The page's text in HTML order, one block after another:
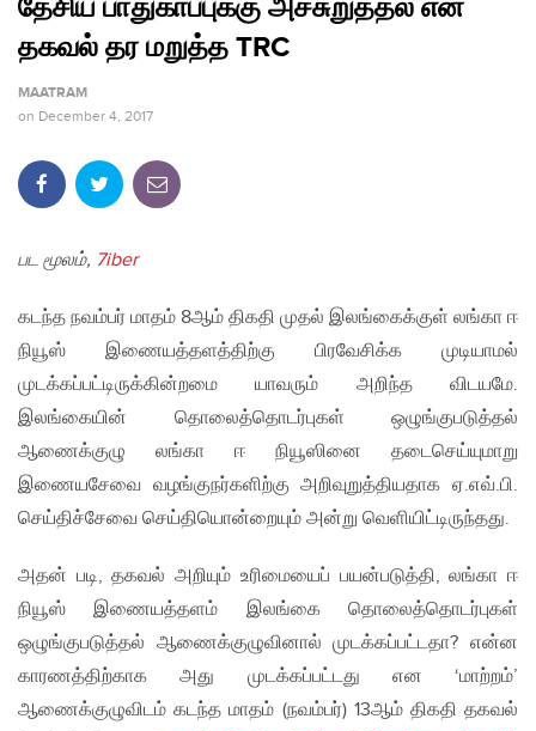
தேசிய பாதுகாப்புக்கு அச்சுறுத்தல் என
தகவல் தர மறுத்த TRC
MAATRAM
on December 4, 2017
பட மூலம், 7iber
கடந்த நவம்பர் மாதம் 8ஆம் திகதி முதல் இலங்கைக்குள் லங்கா ஈ
நியூஸ் இணையத்தளத்திற்கு பிரவேசிக்க முடியாமல்
முடக்கப்பட்டிருக்கின்றமை யாவரும் அறிந்த விடயமே.
இலங்கையின் தொலைத்தொடர்புகள் ஒழுங்குபடுத்தல்
ஆணைக்குழு லங்கா ஈ நியூஸினை தடைசெய்யுமாறு
இணையசேவை வழங்குநர்களிற்கு அறிவுறுத்தியதாக ஏ.எவ்.பி.
செய்திச்சேவை செய்தியொன்றையும் அன்று வெளியிட்டிருந்தது.
அதன் படி, தகவல் அறியும் உரிமையைப் பயன்படுத்தி, லங்கா ஈ
நியூஸ் இணையத்தளம் இலங்கை தொலைத்தொடர்புகள்
ஒழுங்குபடுத்தல் ஆணைக்குழுவினால் முடக்கப்பட்டதா? என்ன
காரணத்திற்காக அது முடக்கப்பட்டது என ‘மாற்றம்’
ஆணைக்குழுவிடம் கடந்த மாதம் (நவம்பர்) 13ஆம் திகதி தகவல்